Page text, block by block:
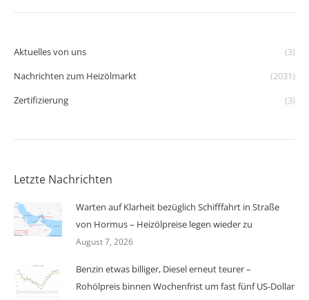
Aktuelles von uns
(3)
Nachrichten zum Heizölmarkt
(2031)
Zertifizierung
(3)
Letzte Nachrichten
Warten auf Klarheit bezüglich Schifffahrt in Straße
von Hormus – Heizölpreise legen wieder zu
August 7, 2026
Benzin etwas billiger, Diesel erneut teurer –
Rohölpreis binnen Wochenfrist um fast fünf US-Dollar